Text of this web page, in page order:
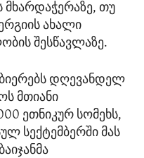
მხარდაჭერაზე, თუ
ახალი
შესწავლაზე.
დღევანდელ
მთიანი
ეთნიკურ სომეხს,
სექტემბერში მას